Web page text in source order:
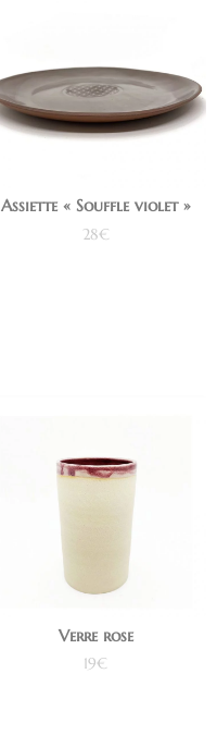
Assiette « Souffle violet »
28€
Verre rose
19€